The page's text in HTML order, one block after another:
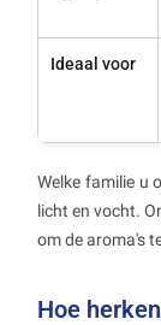
Ideaal voor
Welke familie u
licht en vocht.
om de aroma's
Hoe